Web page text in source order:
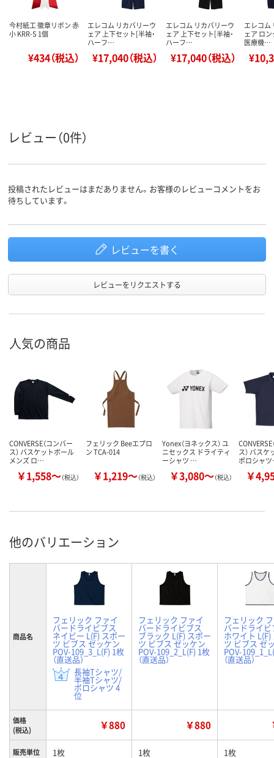
今村紙工 徽章リボン 赤
小 KRR-S 1個
¥434（税込）
エレコム リカバリーウ
ェア 上下セット[半袖・
ハーフ…
¥17,040（税込）
エレコム リカバリーウ
ェア 上下セット[半袖・
ハーフ…
¥17,040（税込）
エレコム
ェア ロ
医療機…
レビュー（0件）
投稿されたレビューはまだありません。お客様のレビューコメントをお
待ちしています。
レビューを書く
レビューをリクエストする
人気の商品
CONVERSE（コンバー
ス） バスケットボール
メンズ ロ…
￥1,558～（税込）
フェリック Beeエプロ
ン TCA-014
￥1,219～（税込）
Yonex（ヨネックス） ユ
ニセックス ドライティ
ーシャツ …
￥3,080～（税込）
ス） バス
ポロシャ
￥
他のバリエーション
商品名
フェリック ファイ
バードライビブス
ネイビー L(F) スポー
ツ ビブス ゼッケン
POV-109_3_L(F) 1枚
（直送品）
長袖Tシャツ/
半袖Tシャツ/
ポロシャツ 4
位
フェリック ファイ
バードライビブス
ブラック L(F) スポー
ツ ビブス ゼッケン
POV-109_2_L(F) 1枚
（直送品）
フェリック
バードライビ
ホワイト L(F)
ツ ビブス ゼ
POV-
（直送品）
価格
(税込)
￥880 ￥880
販売単位 1枚 1枚 1枚